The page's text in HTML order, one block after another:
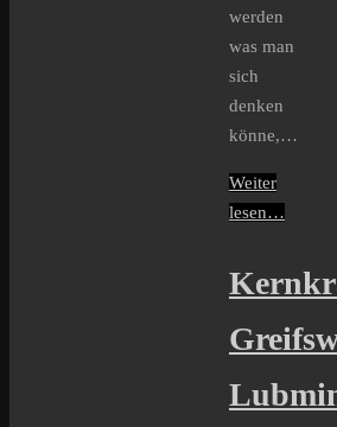
werden
was man
sich
denken
könne,…
Weiter
lesen…